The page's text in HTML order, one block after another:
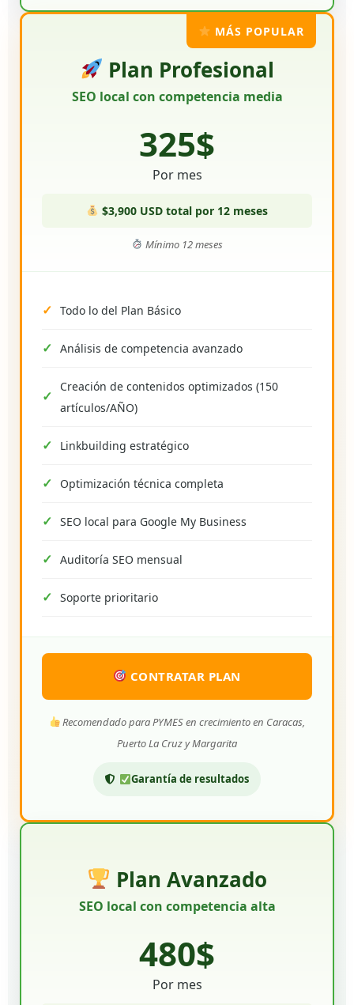
MÁS POPULAR
Plan Profesional
SEO local con competencia media
325$
Por mes
$3,900 USD total por 12 meses
Mínimo 12 meses
Todo lo del Plan Básico
Análisis de competencia avanzado
Creación de contenidos optimizados (150
artículos/AÑO)
Linkbuilding estratégico
Optimización técnica completa
SEO local para Google My Business
Auditoría SEO mensual
Soporte prioritario
CONTRATAR PLAN
Recomendado para PYMES en crecimiento en Caracas,
Puerto La Cruz y Margarita
Garantía de resultados
Plan Avanzado
SEO local con competencia alta
480$
Por mes